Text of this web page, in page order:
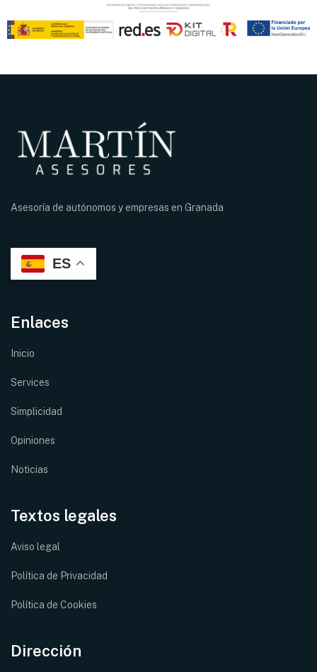
Asesoría de autónomos y empresas en Granada
ES
Enlaces
Inicio
Services
Simplicidad
Opiniones
Noticias
Textos legales
Aviso legal
Política de Privacidad
Política de Cookies
Dirección